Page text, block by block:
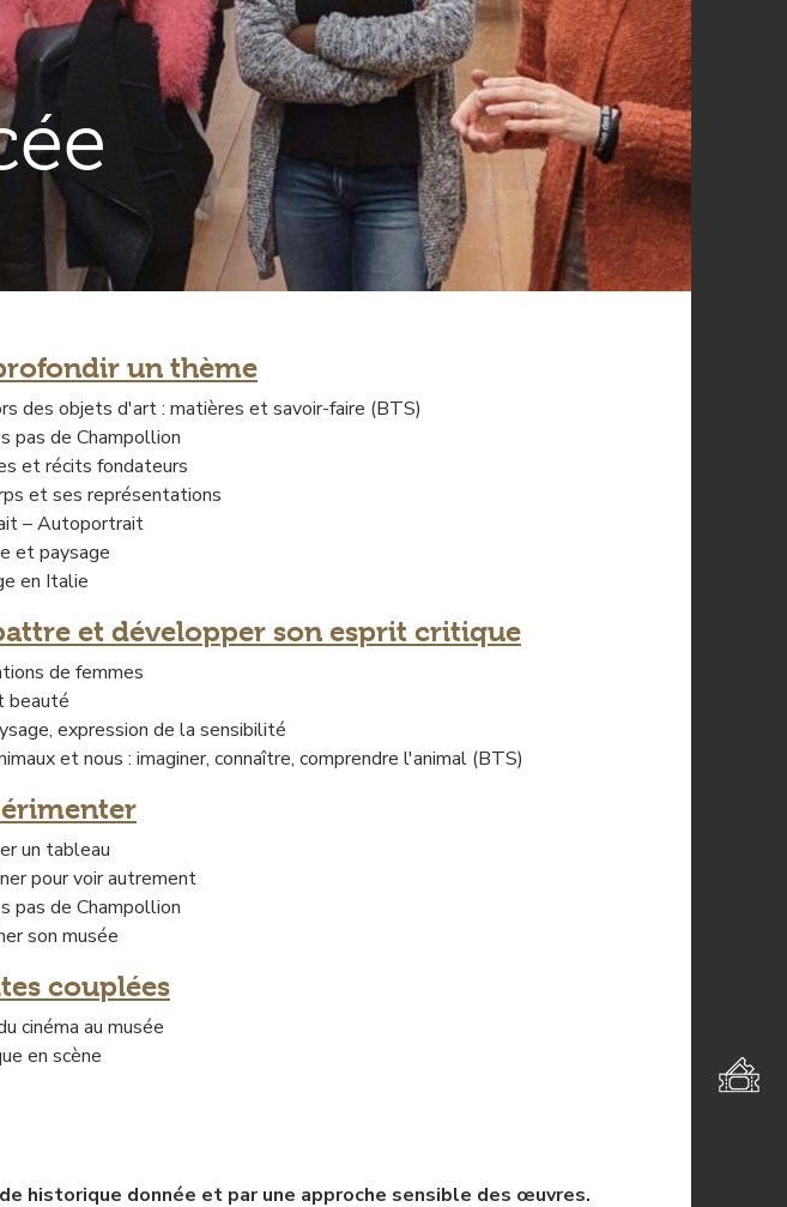
un thème
des objets d'art : matières et savoir-faire (BTS)
pas de Champollion
et récits fondateurs
et ses représentations
– Autoportrait
et paysage
en Italie
et développer son esprit critique
de femmes
beauté
expression de la sensibilité
et nous : imaginer, connaître, comprendre l'animal (BTS)
un tableau
pour voir autrement
pas de Champollion
son musée
couplées
cinéma au musée
en scène
historique donnée et par une approche sensible des œuvres.